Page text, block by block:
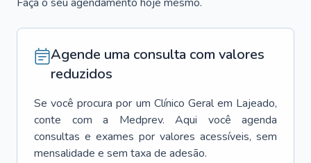
Agende uma consulta com valores
reduzidos
Se você procura por um Clínico Geral em Lajeado,
conte com a Medprev. Aqui você agenda
consultas e exames por valores acessíveis, sem
mensalidade e sem taxa de adesão.